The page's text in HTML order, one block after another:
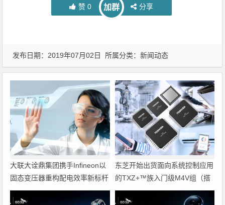
赞 0 加群 分享
发布日期：2019年07月02日 所属分类：新闻动态
大联大诠鼎集团携手Infineon以
固态变压器重构配电效率新标杆
东芝开始出货面向系统控制应用
的TXZ+™族入门级M4V组（搭
载Arm Cortex‑M4内核的标准微
控制器）工程样品